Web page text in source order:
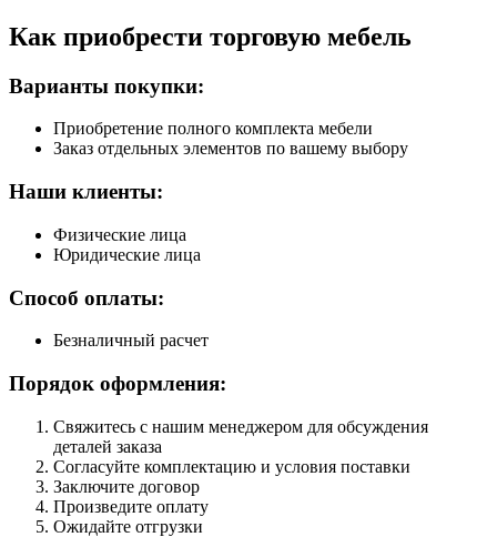
Как приобрести торговую мебель
Варианты покупки:
Приобретение полного комплекта мебели
Заказ отдельных элементов по вашему выбору
Наши клиенты:
Физические лица
Юридические лица
Способ оплаты:
Безналичный расчет
Порядок оформления:
Свяжитесь с нашим менеджером для обсуждения
деталей заказа
Согласуйте комплектацию и условия поставки
Заключите договор
Произведите оплату
Ожидайте отгрузки